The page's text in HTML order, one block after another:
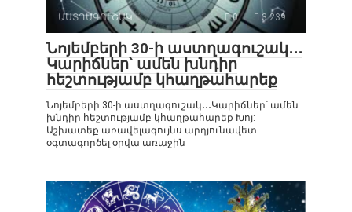
ԱՍՏՂԱԳՈՒՇԱԿ 0 3 239
Նոյեմբերի 30-ի աստղագուշակ․․․
Կարիճներ՝ ամեն խնդիր
հեշտությամբ կհաղթահարեք
Նոյեմբերի 30-ի աստղագուշակ․․․Կարիճներ՝ ամեն
խնդիր հեշտությամբ կհաղթահարեք Խոյ:
Աշխատեք առավելագույնս արդյունավետ
օգտագործել օրվա առաջին